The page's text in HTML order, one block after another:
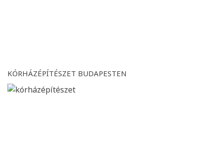
KÓRHÁZÉPÍTÉSZET BUDAPESTEN